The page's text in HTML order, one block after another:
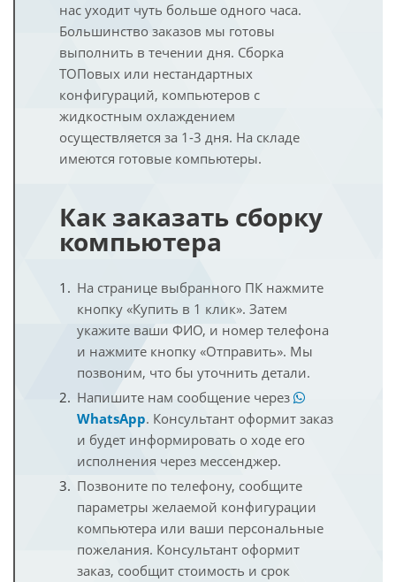
нас уходит чуть больше одного часа.
Большинство заказов мы готовы
выполнить в течении дня. Сборка
ТОПовых или нестандартных
конфигураций, компьютеров с
жидкостным охлаждением
осуществляется за 1-3 дня. На складе
имеются готовые компьютеры.
Как заказать сборку
компьютера
На странице выбранного ПК нажмите
кнопку «Купить в 1 клик». Затем
укажите ваши ФИО, и номер телефона
и нажмите кнопку «Отправить». Мы
позвоним, что бы уточнить детали.
Напишите нам сообщение через
WhatsApp. Консультант оформит заказ
и будет информировать о ходе его
исполнения через мессенджер.
Позвоните по телефону, сообщите
параметры желаемой конфигурации
компьютера или ваши персональные
пожелания. Консультант оформит
заказ, сообщит стоимость и срок